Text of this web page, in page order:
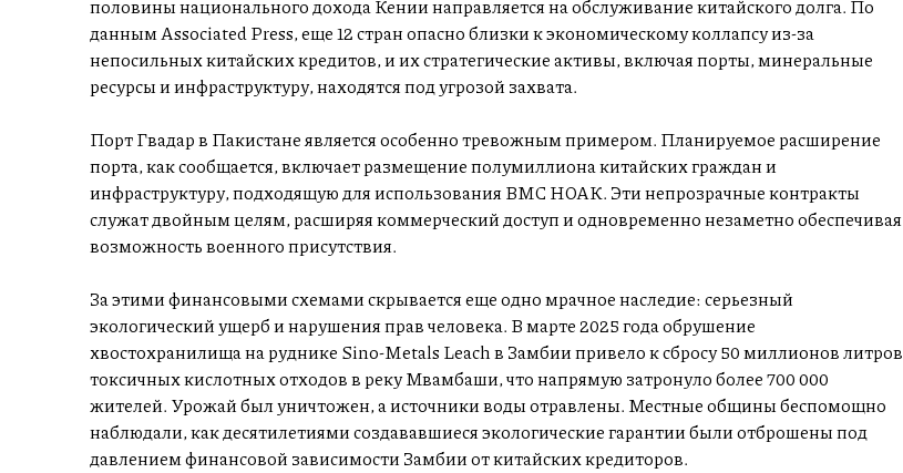
половины национального дохода Кении направляется на обслуживание китайского долга. По
данным Associated Press, еще 12 стран опасно близки к экономическому коллапсу из-за
непосильных китайских кредитов, и их стратегические активы, включая порты, минеральные
ресурсы и инфраструктуру, находятся под угрозой захвата.
Порт Гвадар в Пакистане является особенно тревожным примером. Планируемое расширение
порта, как сообщается, включает размещение полумиллиона китайских граждан и
инфраструктуру, подходящую для использования ВМС НОАК. Эти непрозрачные контракты
служат двойным целям, расширяя коммерческий доступ и одновременно незаметно обеспечивая
возможность военного присутствия.
За этими финансовыми схемами скрывается еще одно мрачное наследие: серьезный
экологический ущерб и нарушения прав человека. В марте 2025 года обрушение
хвостохранилища на руднике Sino-Metals Leach в Замбии привело к сбросу 50 миллионов литров
токсичных кислотных отходов в реку Мвамбаши, что напрямую затронуло более 700 000
жителей. Урожай был уничтожен, а источники воды отравлены. Местные общины беспомощно
наблюдали, как десятилетиями создававшиеся экологические гарантии были отброшены под
давлением финансовой зависимости Замбии от китайских кредиторов.